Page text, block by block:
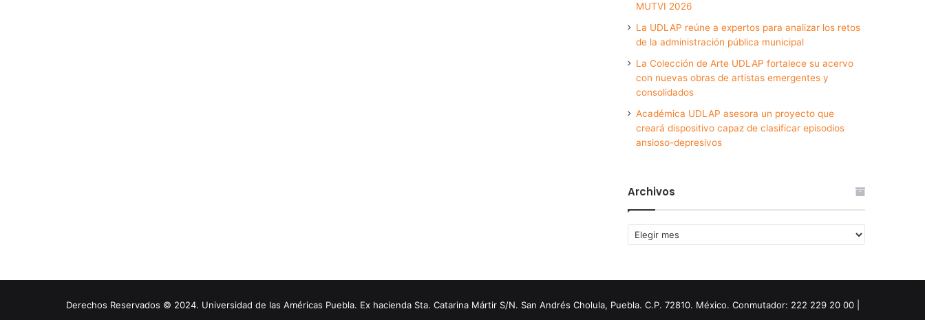
MUTVI 2026
La UDLAP reúne a expertos para analizar los retos
de la administración pública municipal
La Colección de Arte UDLAP fortalece su acervo
con nuevas obras de artistas emergentes y
consolidados
Académica UDLAP asesora un proyecto que
creará dispositivo capaz de clasificar episodios
ansioso-depresivos
Archivos
Archivos
Derechos Reservados © 2024. Universidad de las Américas Puebla. Ex hacienda Sta. Catarina Mártir S/N. San Andrés Cholula, Puebla. C.P. 72810. México. Conmutador: 222 229 20 00 |